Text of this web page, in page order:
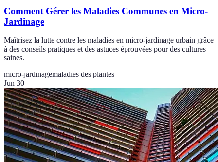
Comment Gérer les Maladies Communes en Micro-
Jardinage
Maîtrisez la lutte contre les maladies en micro-jardinage urbain grâce
à des conseils pratiques et des astuces éprouvées pour des cultures
saines.
micro-jardinagemaladies des plantes
Jun 30